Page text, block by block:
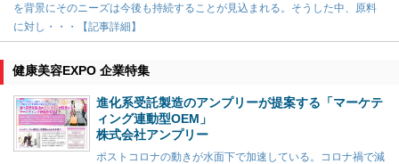
を背景にそのニーズは今後も持続することが見込まれる。そうした中、原料
に対し・・・【記事詳細】
健康美容EXPO 企業特集
進化系受託製造のアンプリーが提案する「マーケテ
ィング連動型OEM」
株式会社アンプリー
ポストコロナの動きが水面下で加速している。コロナ禍で減